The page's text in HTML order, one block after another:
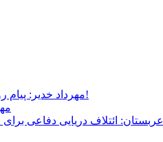
مهرداد خدیر: پیام روشن پزشکیان در گفت‌و‌گوی تصویری با مرد نامرئی: من هستم!
عربستان: ائتلاف دریایی دفاعی